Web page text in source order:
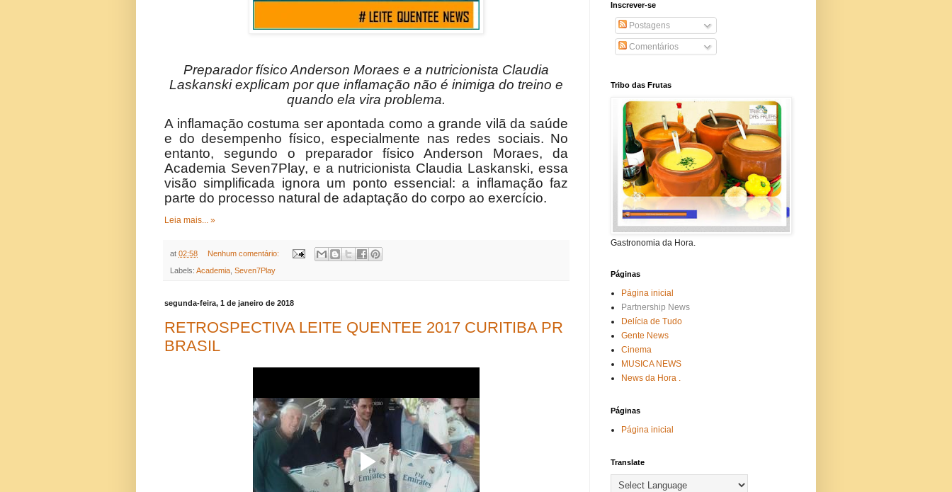
Preparador físico Anderson Moraes e a nutricionista Claudia
Laskanski explicam por que inflamação não é inimiga do treino e
quando ela vira problema.
A inflamação costuma ser apontada como a grande vilã da saúde
e do desempenho físico, especialmente nas redes sociais. No
entanto, segundo o preparador físico Anderson Moraes, da
Academia Seven7Play, e a nutricionista Claudia Laskanski, essa
visão simplificada ignora um ponto essencial: a inflamação faz
parte do processo natural de adaptação do corpo ao exercício.
Leia mais... »
at 02:58 Nenhum comentário:
Labels: Academia Seven7Play
segunda-feira, 1 de janeiro de 2018
RETROSPECTIVA LEITE QUENTEE 2017 CURITIBA PR
BRASIL
Inscrever-se
Postagens
Comentários
Tribo das Frutas
Gastronomia da Hora.
Páginas
Página inicial
Partnership News
Delícia de Tudo
Gente News
Cinema
MUSICA NEWS
News da Hora .
Páginas
Página inicial
Translate